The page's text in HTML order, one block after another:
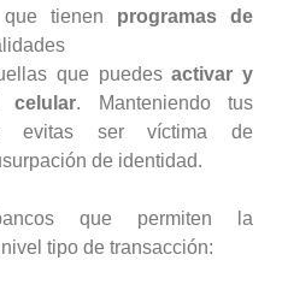
tienen programas de
que puedesactivar y
celular. Manteniendo tus
evitas ser víctima de
de identidad.
que permiten la
tipo de transacción: